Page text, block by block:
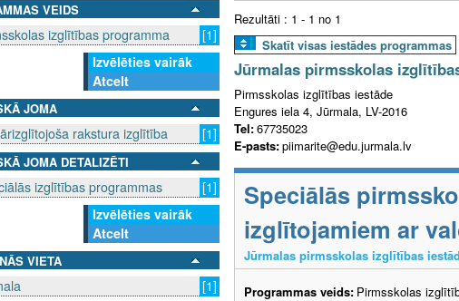
VEIDS
izglītības programma
[1]
Izvēlēties vairāk
Atcelt
JOMA
rakstura izglītība [1]
JOMA DETALIZĒTI
izglītības programmas
[1]
Izvēlēties vairāk
Atcelt
VIETA
[1]
Rezultāti : 1 - 1 no 1
Skatīt visas iestādes programmas
Jūrmalas pirmsskolas
Pirmsskolas izglītības iestāde
Engures iela 4, Jūrmala, LV-2016
Tel:67735023
E-pasts:piimarite@edu.jurmala.lv
Speciālās
izglītojamiem ar
Jūrmalas pirmsskolas izglītības
Programmas veids: Pirmsskolas